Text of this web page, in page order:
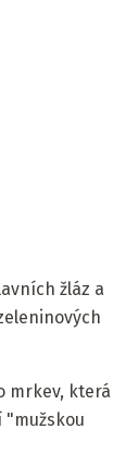
žláz a
mrkev, která
"mužskou